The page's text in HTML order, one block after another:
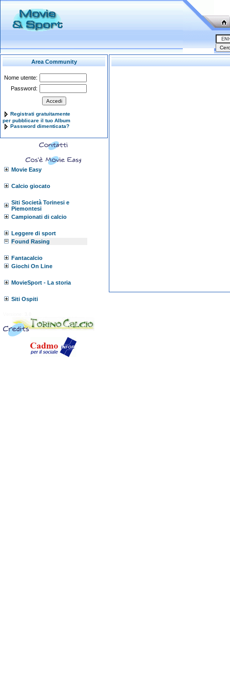
Area Community
Nome utente:
Password:
Registrati gratuitamente
per pubblicare il tuo Album
Password dimenticata?
Movie Easy
Calcio giocato
Siti Società Torinesi e
Piemontesi
Campionati di calcio
Leggere di sport
Found Rasing
Fantacalcio
Giochi On Line
MovieSport - La storia
Siti Ospiti